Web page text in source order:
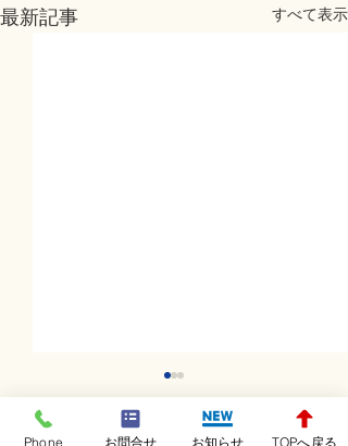
最新記事 すべて表示
Phone お問合せ お知らせ TOPへ戻る